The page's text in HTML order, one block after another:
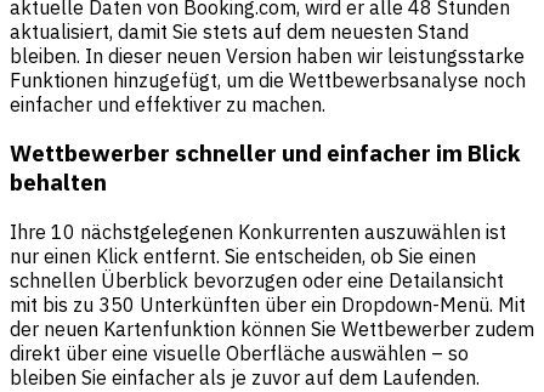
aktuelle Daten von Booking.com, wird er alle 48 Stunden
aktualisiert, damit Sie stets auf dem neuesten Stand
bleiben. In dieser neuen Version haben wir leistungsstarke
Funktionen hinzugefügt, um die Wettbewerbsanalyse noch
einfacher und effektiver zu machen.
Wettbewerber schneller und einfacher im Blick
behalten
Ihre 10 nächstgelegenen Konkurrenten auszuwählen ist
nur einen Klick entfernt. Sie entscheiden, ob Sie einen
schnellen Überblick bevorzugen oder eine Detailansicht
mit bis zu 350 Unterkünften über ein Dropdown-Menü. Mit
der neuen Kartenfunktion können Sie Wettbewerber zudem
direkt über eine visuelle Oberfläche auswählen – so
bleiben Sie einfacher als je zuvor auf dem Laufenden.